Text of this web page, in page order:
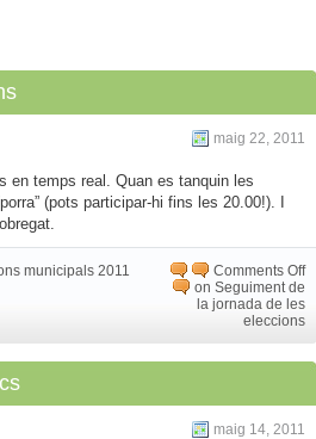
maig 22, 2011
en temps real. Quan es tanquin les
(pots participar-hi fins les 20.00!). I
municipals 2011
Comments Off
on Seguiment de
la jornada de les
eleccions
maig 14, 2011